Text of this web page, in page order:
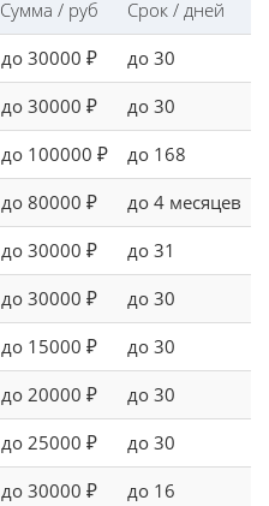
Сумма / руб Срок / дней
до 30000 ₽ до 30
до 30000 ₽ до 30
до 100000 ₽ до 168
до 80000 ₽ до 4 месяцев
до 30000 ₽ до 31
до 30000 ₽ до 30
до 15000 ₽ до 30
до 20000 ₽ до 30
до 25000 ₽ до 30
до 30000 ₽ до 16